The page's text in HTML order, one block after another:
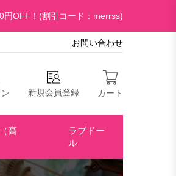
円OFF！(割引コード：merrss)
お問い合わせ
新規会員登録 カート
高
ラブドー
ル